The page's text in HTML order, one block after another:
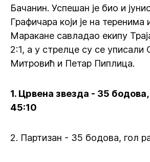
Бачанин. Успешан је био и
Графичара који је на теренима
Маракане савладао екипу
2:1, а у стрелце су се уписали
Митровић и Петар Пиплица.
1. Црвена звезда - 35
45:10
2. Партизан - 35 бодова, гол